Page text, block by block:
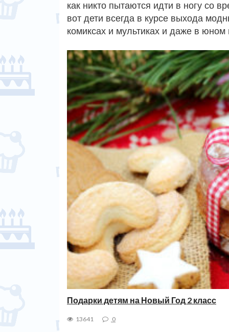
как никто пытаются идти в ногу со
вот дети всегда в курсе выхода
комиксах и мультиках и даже в
Подарки детям на Новый Год 2 класс
13641 0